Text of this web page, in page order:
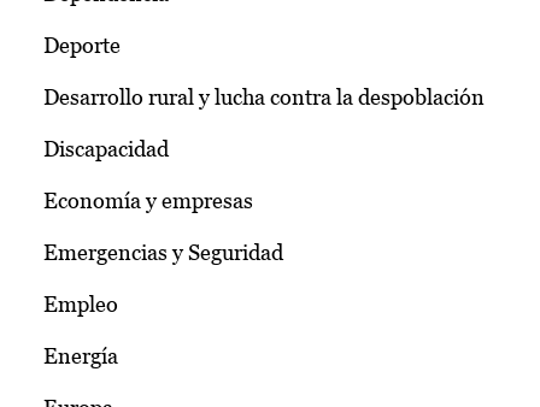
Deporte
Desarrollo rural y lucha contra la despoblación
Discapacidad
Economía y empresas
Emergencias y Seguridad
Empleo
Energía